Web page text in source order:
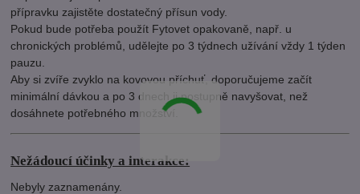
přípravku zajistěte dostatečný přísun vody.
Pokud bude potřeba použít Fytovet opakovaně, např. u
chronických problémů, udělejte po 3 týdnech užívání vždy 1 týden
pauzu.
Aby si zvíře zvyklo na kovovou příchuť, doporučujeme začít
minimální dávkou a po 3 dnech ji postupně navyšovat, než
dosáhnete potřebného množství.
Nežádoucí účinky a interakce:
Nebyly zaznamenány.